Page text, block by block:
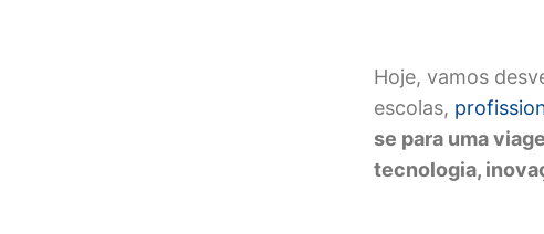
Hoje, vamos
escolas,
se para uma
tecnologia,